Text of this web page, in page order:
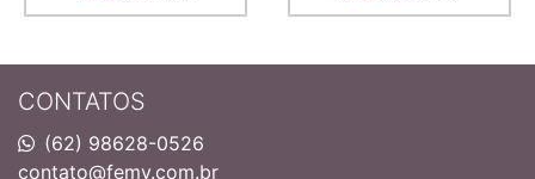
CONTATOS
(62) 98628-0526
contato@femy.com.br